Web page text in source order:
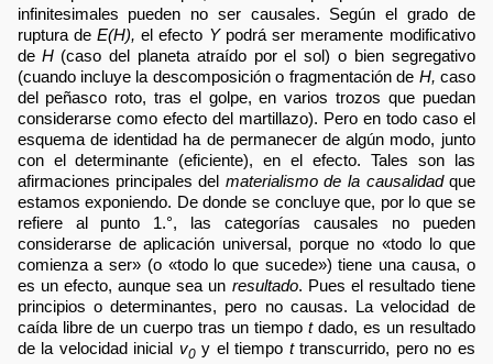
infinitesimales pueden no ser causales. Según el grado de
ruptura de E(H), el efecto Ypodrá ser meramente modificativo
de H(caso del planeta atraído por el sol) o bien segregativo
(cuando incluye la descomposición o fragmentación de H, caso
del peñasco roto, tras el golpe, en varios trozos que puedan
considerarse como efecto del martillazo). Pero en todo caso el
esquema de identidad ha de permanecer de algún modo, junto
con el determinante (eficiente), en el efecto. Tales son las
afirmaciones principales del materialismo de la causalidadque
estamos exponiendo. De donde se concluye que, por lo que se
refiere al punto 1.°, las categorías causales no pueden
considerarse de aplicación universal, porque no «todo lo que
comienza a ser» (o «todo lo que sucede») tiene una causa, o
es un efecto, aunque sea un resultado. Pues el resultado tiene
principios o determinantes, pero no causas. La velocidad de
caída libre de un cuerpo tras un tiempo tdado, es un resultado
de la velocidad inicial v0y el tiempo ttranscurrido, pero no es